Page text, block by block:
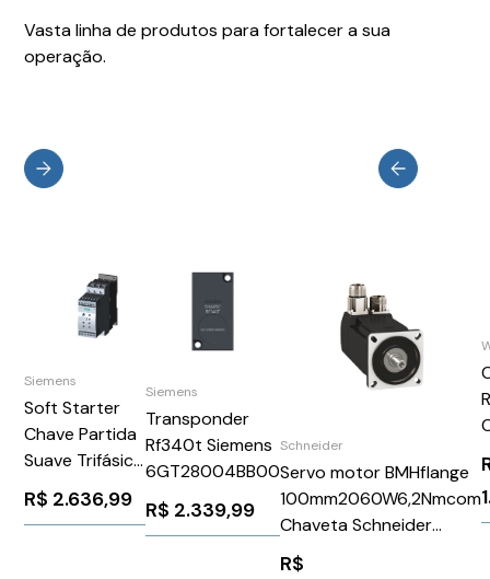
Vasta linha de produtos para fortalecer a sua
operação.
Siemens
Soft Starter
Chave Partida
Suave Trifásica
Motores
110230Vca/Vcc
R$ 2.636,99
Siemens
Transponder
Rf340t Siemens
6GT28004BB00
R$ 2.339,99
Schneider
Servo motor BMHflange
100mm2060W6,2Nmcom
Chaveta Schneider
BMH1002P11A1A
R$